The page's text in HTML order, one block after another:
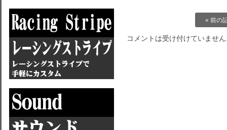
« 前の
コメントは受け付けていませ